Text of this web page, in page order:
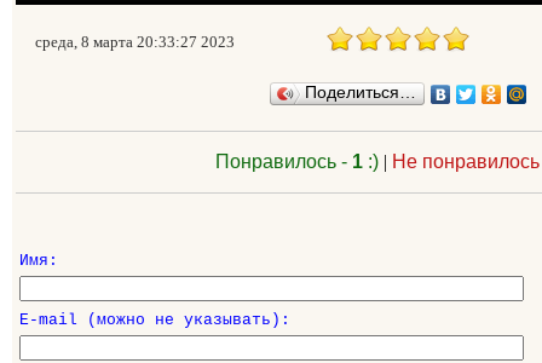
среда, 8 марта 20:33:27 2023
Поделиться…
Понравилось - 1:)| Не
Имя:
E-mail (можно не указывать):